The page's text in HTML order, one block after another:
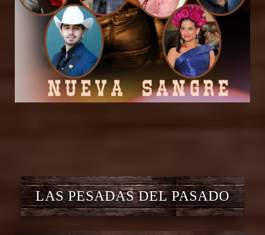
LAS PESADAS DEL PASADO